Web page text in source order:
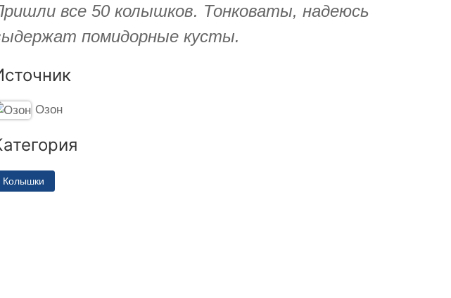
все 50 колышков. Тонковаты, надеюсь
помидорные кусты.
Озон
Колышки